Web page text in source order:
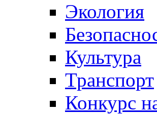
Экология
Культура
Транспорт
Конкурс